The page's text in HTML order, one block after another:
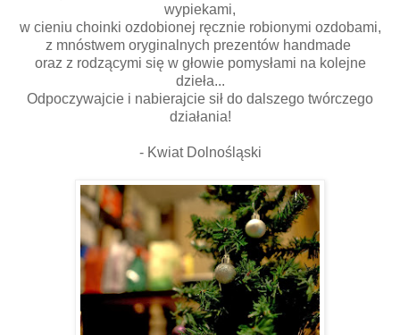
wypiekami,
w cieniu choinki ozdobionej ręcznie robionymi ozdobami,
z mnóstwem oryginalnych prezentów handmade
oraz z rodzącymi się w głowie pomysłami na kolejne
dzieła...
Odpoczywajcie i nabierajcie sił do dalszego twórczego
działania!
- Kwiat Dolnośląski